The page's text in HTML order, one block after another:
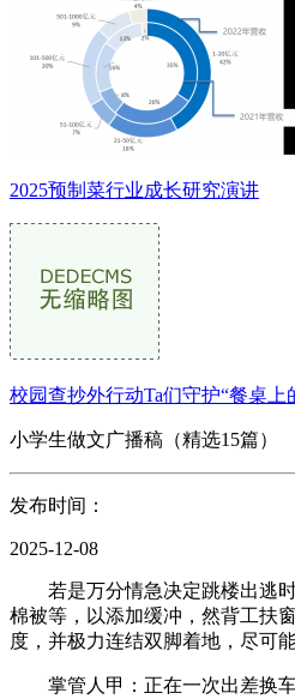
2025预制菜行业成长研究演讲
校园查抄外行动Ta们守护“餐桌上
小学生做文广播稿（精选15篇）
发布时间：
2025-12-08
若是万分情急决定跳楼出逃时
棉被等，以添加缓冲，然背工扶
度，并极力连结双脚着地，尽可
掌管人甲：正在一次出差换车